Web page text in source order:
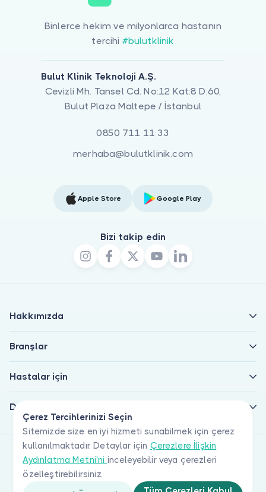
Çerez Tercihlerinizi Seçin
Sitemizde size en iyi hizmeti sunabilmek için çerez
kullanılmaktadır. Detaylar için Çerezlere İlişkin
Aydınlatma Metni'ni inceleyebilir veya çerezleri
özelleştirebilirsiniz.
Binlerce hekim ve milyonlarca hastanın
tercihi #bulutklinik
Bulut Klinik Teknoloji A.Ş.
Cevizli Mh. Tansel Cd. No:12 Kat:8 D:60,
Bulut Plaza Maltepe / İstanbul
0850 711 11 33
merhaba@bulutklinik.com
Apple Store Google Play
Bizi takip edin
Hakkımızda
Branşlar
Hastalar için
Doktorlar için